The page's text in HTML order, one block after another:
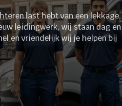
last hebt van een lekkage,
leidingwerk, wij staan dag en
en vriendelijk wij je helpen bij